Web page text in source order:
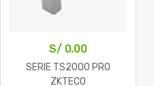
S/0.00
SERIE TS2000 PRO
ZKTECO